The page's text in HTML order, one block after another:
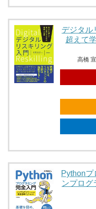
デジタル
超えて
高橋
Python
ンプログ